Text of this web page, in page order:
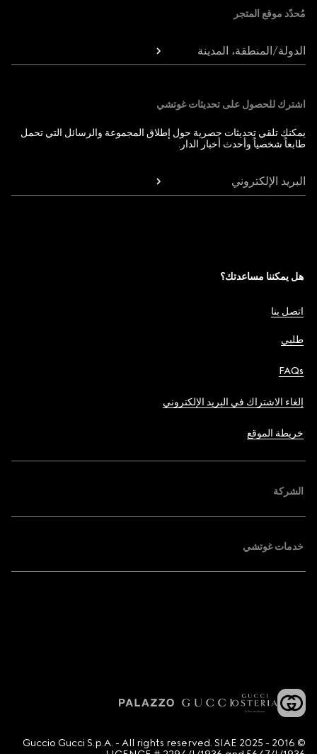
مُحدّد موقع المتجر
الدولة/المنطقة، المدينة
اشترك للحصول على تحديثات غوتشي
يمكنك تلقي تحديثات حصرية حول إطلاق المجموعة والرسائل التي تحمل
طابعاً شخصياً وأحدث أخبار الدار.
البريد الإلكتروني
هل يمكننا مساعدتك؟
اتصل بنا
طلبي
FAQs
إلغاء الاشتراك في البريد الإلكتروني
خريطة الموقع
الشركة
خدمات غوتشي
© 2016 - 2025 Guccio Gucci S.p.A. - All rights reserved. SIAE